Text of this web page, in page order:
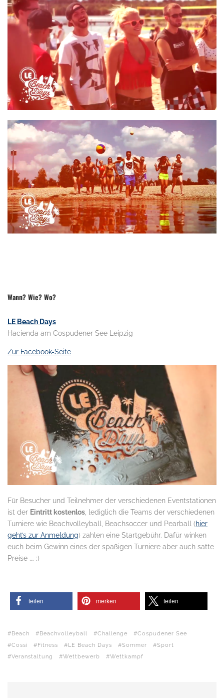
Wann? Wie? Wo?
LE Beach Days
Hacienda am Cospudener See Leipzig
Zur Facebook-Seite
Für Besucher und Teilnehmer der verschiedenen Eventstationen
ist der Eintritt kostenlos , lediglich die Teams der verschiedenen
Turniere wie Beachvolleyball, Beachsoccer und Pearball (hier
geht’s zur Anmeldung) zahlen eine Startgebühr. Dafür winken
euch beim Gewinn eines der spaßigen Turniere aber auch satte
Preise …. ;)
teilen merken teilen
Beach Beachvolleyball Challenge
Cospudener See
Cossi
Fitness LE Beach Days Sommer
Sport
Veranstaltung
Wettbewerb Wettkampf